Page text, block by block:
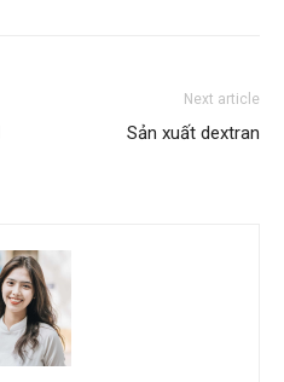
Next article
Sản xuất dextran